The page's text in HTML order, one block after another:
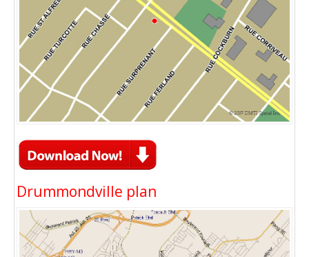
Drummondville plan